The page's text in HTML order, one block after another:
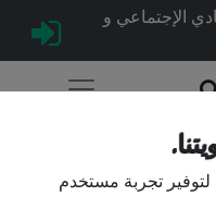
الإجتماعي و
إلى هذا
تجربة مستخدم